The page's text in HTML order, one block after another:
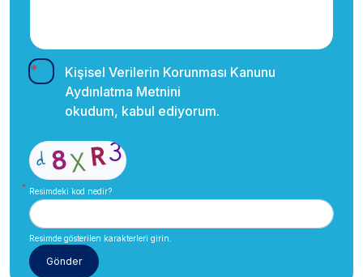
Kişisel Verilerin Korunması Kanunu
Aydınlatma Metnini
okudum, kabul ediyorum.
Resimdeki kod nedir?
Resimde gösterilen karakterleri girin.